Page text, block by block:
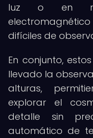
luz o en
difíciles de
En conjunto,
llevado la
alturas,
explorar el
detalle sin
automático de